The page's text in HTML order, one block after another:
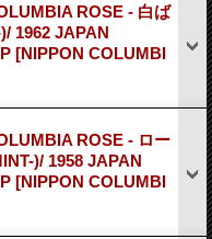
ROSE - 白ば
1962 JAPAN
[NIPPON COLUMBI
ROSE - ロー
)/ 1958 JAPAN
[NIPPON COLUMBI